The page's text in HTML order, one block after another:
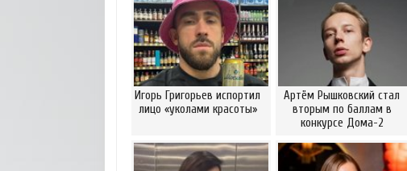
Игорь Григорьев испортил
лицо «уколами красоты»
Артём Рышковский стал
вторым по баллам в
конкурсе Дома-2